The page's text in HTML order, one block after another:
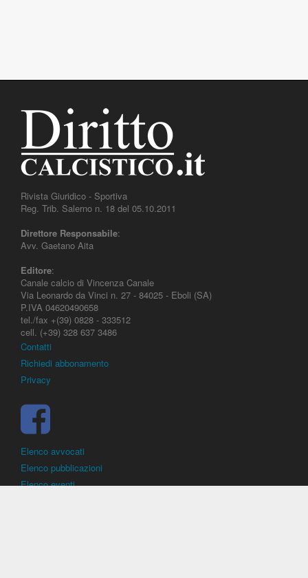
Rivista Giuridico - Sportiva
Reg. Trib. Salerno n. 18 del 05.10.2011
Direttore Responsabile:
Avv. Gaetano Aita
Editore:
Canale calcio di Vincenza Canale
Via Leonardo da Vinci n. 27 - 84025 - Eboli (SA)
P.IVA 04620490658
tel./fax +(39) 0828 - 333512
cell. (+39) 328 637 3486
Contatti
Richiedi abbonamento
Privacy
Elenco avvocati
Elenco pubblicazioni
Elenco eventi